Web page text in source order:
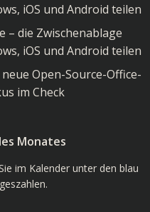
iOS und Android teilen
– die Zwischenablage
iOS und Android teilen
Open-Source-Office-
im Check
Monates
im Kalender unter den blau